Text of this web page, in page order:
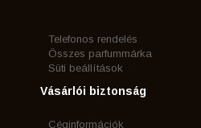
Telefonos rendelés
Összes parfummárka
Süti beállítások
Vásárlói biztonság
Céginformációk